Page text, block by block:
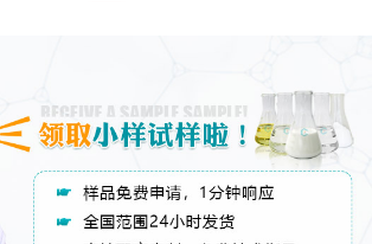
物、其他天然產(chǎn)物及應
用生物技術(shù)產(chǎn)生的一種物
質(zhì)或者幾...